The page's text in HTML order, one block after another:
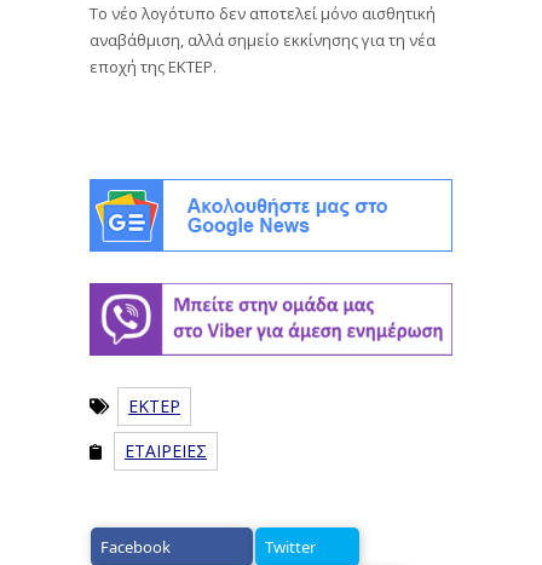
Το νέο λογότυπο δεν αποτελεί μόνο αισθητική
αναβάθμιση, αλλά σημείο εκκίνησης για τη νέα
εποχή της ΕΚΤΕΡ.
ΕΚΤΕΡ
ΕΤΑΙΡΕΙΕΣ
Facebook
Twitter